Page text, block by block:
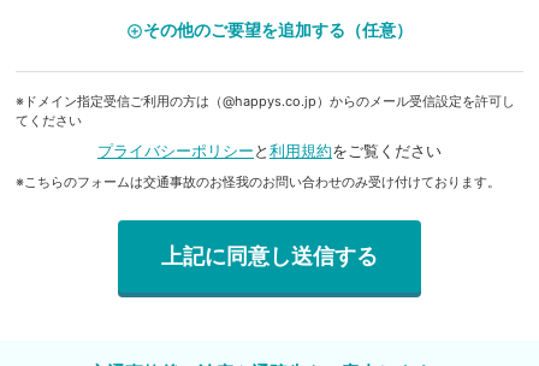
add_circle_outlineその他のご要望を追加する（任意）
※ドメイン指定受信ご利用の方は（@happys.co.jp）からのメール受信設定を許可し
てください
プライバシーポリシーと利用規約をご覧ください
※こちらのフォームは交通事故のお怪我のお問い合わせのみ受け付けております。